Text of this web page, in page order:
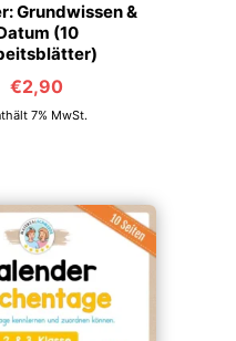
Grundwissen &
(10
€2,90
7% MwSt.